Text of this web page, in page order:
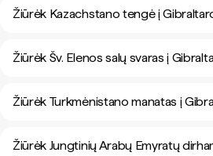
Žiūrėk Kazachstano tengė į
Žiūrėk Šv. Elenos salų svaras į
Žiūrėk Turkmėnistano manatas į
Žiūrėk Jungtinių Arabų Emyratų